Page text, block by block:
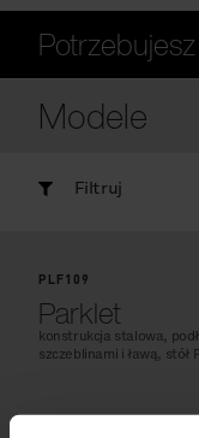
Modele
Filtruj
PLF109
Parklet
konstrukcja stalowa,
szczeblinami i ławą, stół